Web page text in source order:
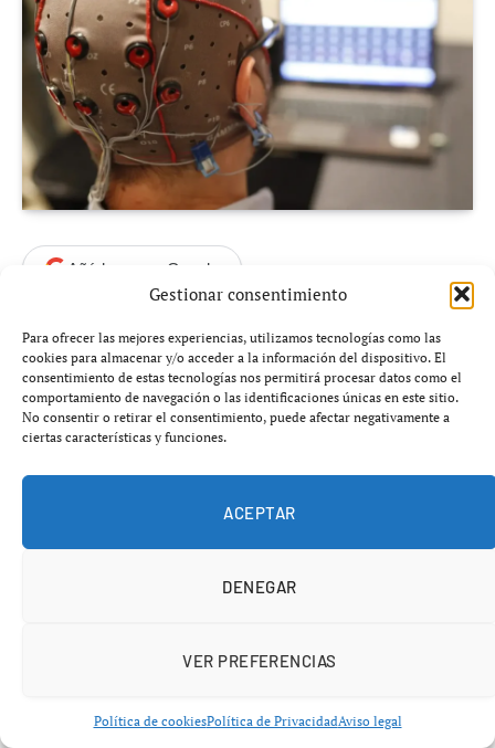
Gestionar consentimiento
Para ofrecer las mejores experiencias, utilizamos tecnologías como las
cookies para almacenar y/o acceder a la información del dispositivo. El
consentimiento de estas tecnologías nos permitirá procesar datos como el
comportamiento de navegación o las identificaciones únicas en este sitio.
No consentir o retirar el consentimiento, puede afectar negativamente a
ciertas características y funciones.
ACEPTAR
DENEGAR
VER PREFERENCIAS
Política de cookiesPolítica de PrivacidadAviso legal
Añádenos en Google
Dos personas separadas por más de 8 000 kilómetros
lograron comunicarse utilizando únicamente señales
cerebrales. El avance científico, liderado por
investigadores vinculados a Harvard y Starlab, reabre
el debate sobre el futuro de la privacidad mental y el
control tecnológico sobre el ser humano.
La ciencia ficción ya no parece ficción.
futuristas se ha convertido en una realidad experimental
humanos se comunican. Un equipo internacional de
dos cerebros humanos separados por miles de